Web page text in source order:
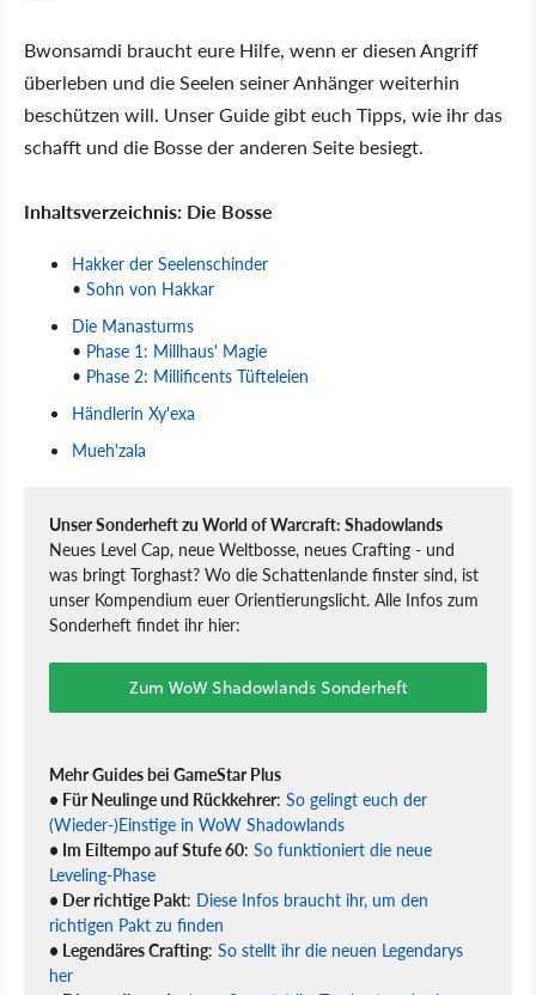
Bwonsamdi braucht eure Hilfe, wenn er diesen Angriff
überleben und die Seelen seiner Anhänger weiterhin
beschützen will. Unser Guide gibt euch Tipps, wie ihr das
schafft und die Bosse der anderen Seite besiegt.
Inhaltsverzeichnis: Die Bosse
Hakker der Seelenschinder
• Sohn von Hakkar
Die Manasturms
• Phase 1: Millhaus' Magie
• Phase 2: Millificents Tüfteleien
Händlerin Xy'exa
Mueh'zala
Unser Sonderheft zu World of Warcraft: Shadowlands
Neues Level Cap, neue Weltbosse, neues Crafting - und
was bringt Torghast? Wo die Schattenlande finster sind, ist
unser Kompendium euer Orientierungslicht. Alle Infos zum
Sonderheft findet ihr hier:
Zum WoW Shadowlands Sonderheft
Mehr Guides bei GameStar Plus
• Für Neulinge und Rückkehrer: So gelingt euch der
(Wieder-)Einstige in WoW Shadowlands
• Im Eiltempo auf Stufe 60: So funktioniert die neue
Leveling-Phase
• Der richtige Pakt: Diese Infos braucht ihr, um den
richtigen Pakt zu finden
• Legendäres Crafting: So stellt ihr die neuen Legendarys
her